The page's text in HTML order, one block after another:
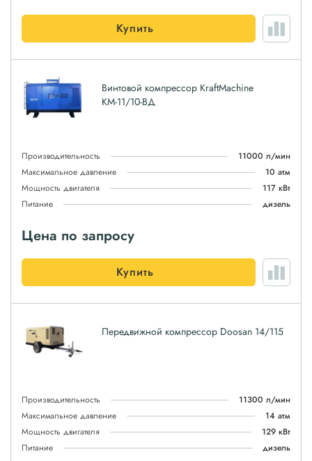
Купить
Винтовой компрессор KraftMachine
КМ-11/10-ВД
Производительность
11000 л/мин
Максимальное давление
10 атм
Мощность двигателя
117 кВт
Питание
дизель
Цена по запросу
Купить
Передвижной компрессор Doosan 14/115
Производительность
11300 л/мин
Максимальное давление
14 атм
Мощность двигателя
129 кВт
Питание
дизель